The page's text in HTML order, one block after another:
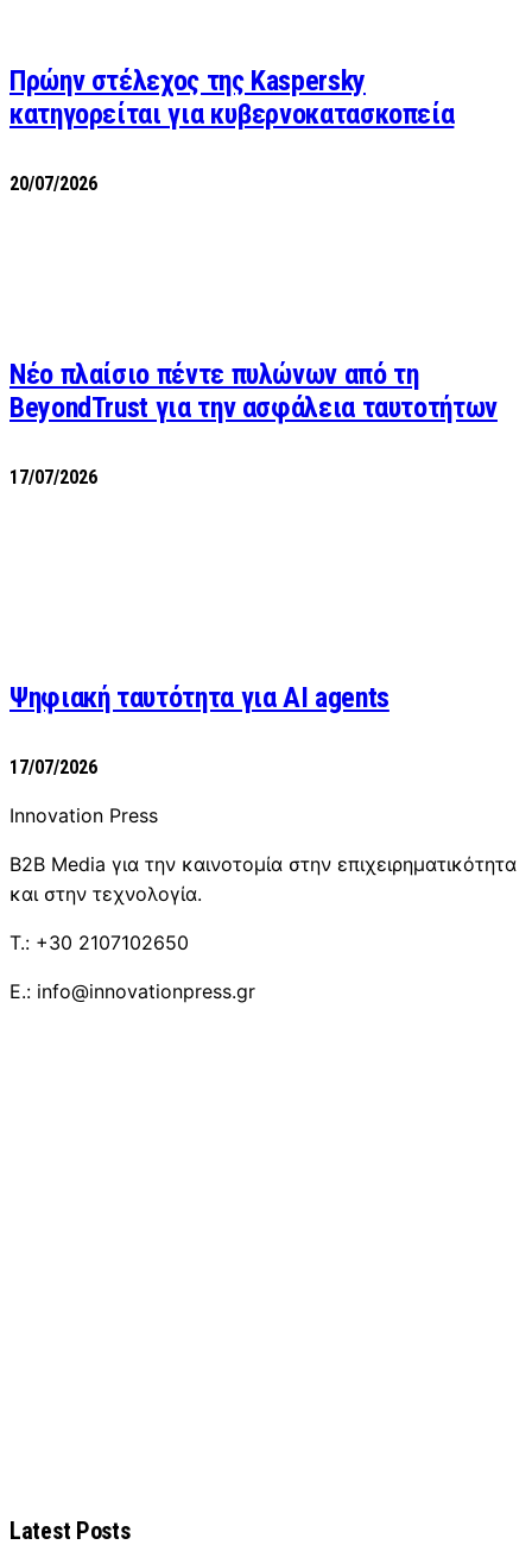
Πρώην στέλεχος της Kaspersky
κατηγορείται για κυβερνοκατασκοπεία
20/07/2026
Νέο πλαίσιο πέντε πυλώνων από τη
BeyondTrust για την ασφάλεια ταυτοτήτων
17/07/2026
Ψηφιακή ταυτότητα για AI agents
17/07/2026
Innovation Press
B2B Media για την καινοτομία στην επιχειρηματικότητα
και στην τεχνολογία.
T.: +30 2107102650
E.: info@innovationpress.gr
Latest Posts